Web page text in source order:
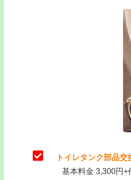
トイレタンク部品
基本料金 3,300円